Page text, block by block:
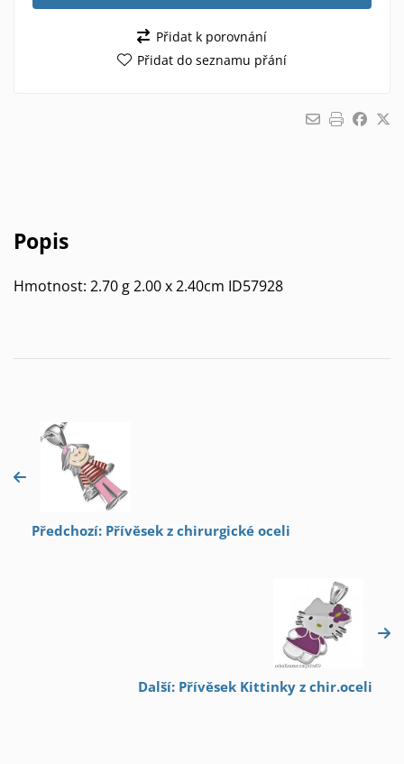
Přidat k porovnání
Přidat do seznamu přání
Popis
Hmotnost: 2.70 g 2.00 x 2.40cm ID57928
Předchozí: Přívěsek z chirurgické oceli
Další: Přívěsek Kittinky z chir.oceli